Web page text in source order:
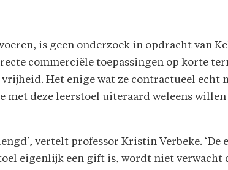
is geen onderzoek in opdracht van
commerciële toepassingen op korte
Het enige wat ze contractueel echt
met deze leerstoel uiteraard weleens willen
vertelt professor Kristin Verbeke. ‘De
eigenlijk een gift is, wordt niet verwacht